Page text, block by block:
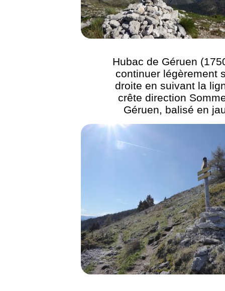
Hubac de Géruen
continuer légèrement
droite en suivant la
crête direction
Géruen, balisé en